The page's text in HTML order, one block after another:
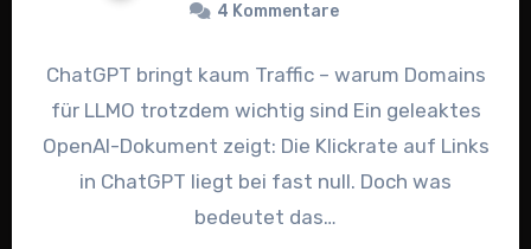
4 Kommentare
ChatGPT bringt kaum Traffic – warum Domains
für LLMO trotzdem wichtig sind Ein geleaktes
OpenAI-Dokument zeigt: Die Klickrate auf Links
in ChatGPT liegt bei fast null. Doch was
bedeutet das…